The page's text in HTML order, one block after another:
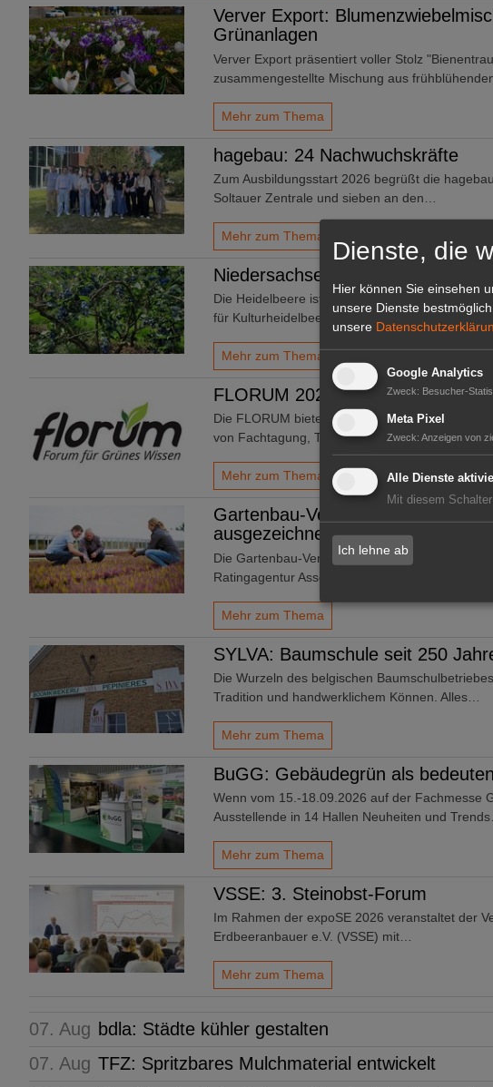
Verver Export:
Grünanlagen
Verver Export präsentiert voller Stolz
zusammengestellte Mischung aus
Mehr zum Thema
hagebau: 24 Nachwuchskräfte
Zum Ausbildungsstart 2026 begrüßt die
Soltauer Zentrale und sieben an den…
Mehr zum Thema
Niedersachsen: Lieblingsbeere ist
Die Heidelbeere ist und bleibt die
für Kulturheidelbeeren ist in den…
Mehr zum Thema
FLORUM 2026: 27 Fachaussteller
Die FLORUM bietet seit 2017 als einzige
von Fachtagung, Technikvorführungen,…
Mehr zum Thema
Gartenbau-Versicherung: Erneut
ausgezeichnet
Die Gartenbau-Versicherung VVaG behält ihr
Ratingagentur Assekurata.
Mehr zum Thema
SYLVA: Baumschule seit 250
Die Wurzeln des belgischen
Tradition und handwerklichem Können. Alles…
Mehr zum Thema
BuGG: Gebäudegrün als
Wenn vom 15.-18.09.2026 auf der Fachmesse
Ausstellende in 14 Hallen Neuheiten und
Mehr zum Thema
VSSE: 3. Steinobst-Forum
Im Rahmen der expoSE 2026 veranstaltet der
Erdbeeranbauer e.V. (VSSE) mit…
Mehr zum Thema
07. Aug bdla: Städte kühler gestalten
07. Aug TFZ: Spritzbares Mulchmaterial entwickelt
Dienste, die
Hier können Sie einsehen
unsere Dienste
unsere
Google Analytics
Zweck: Besucher-
Meta Pixel
Zweck: Anzeigen von
Alle Dienste
Mit diesem
Ich lehne ab